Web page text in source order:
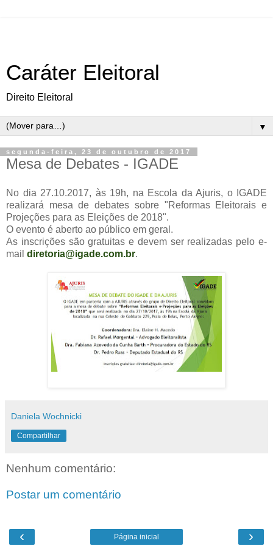
Caráter Eleitoral
Direito Eleitoral
▼
segunda-feira, 23 de outubro de 2017
Mesa de Debates - IGADE
No dia 27.10.2017, às 19h, na Escola da Ajuris, o IGADE
realizará mesa de debates sobre "Reformas Eleitorais e
Projeções para as Eleições de 2018".
O evento é aberto ao público em geral.
As inscrições são gratuitas e devem ser realizadas pelo e-
mail diretoria@igade.com.br.
Daniela Wochnicki
Compartilhar
Nenhum comentário:
Postar um comentário
‹ ›
Página inicial